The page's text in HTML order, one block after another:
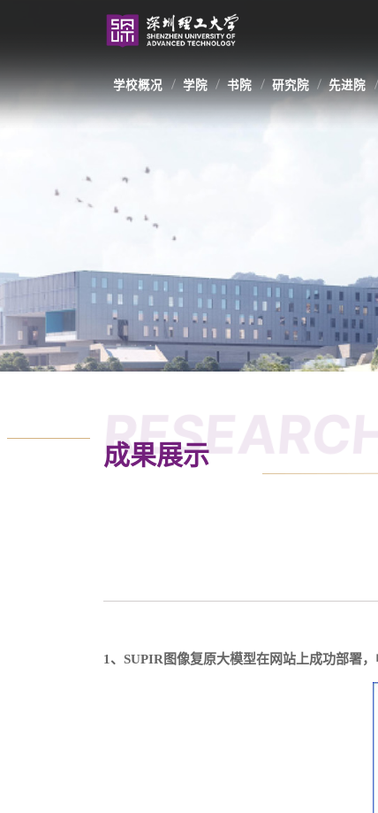
学校概况 学院 书院 研究院 先进院
成果展示
1、SUPIR图像复原大模型在网站上成功部署